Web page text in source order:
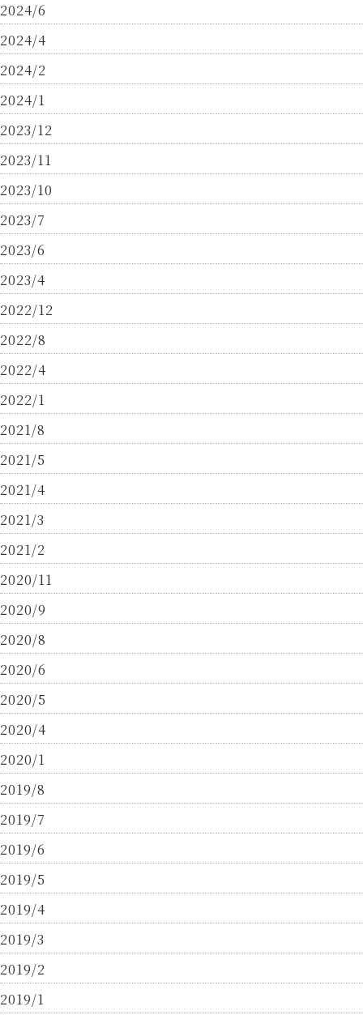
2024/6
2024/4
2024/2
2024/1
2023/12
2023/11
2023/10
2023/7
2023/6
2023/4
2022/12
2022/8
2022/4
2022/1
2021/8
2021/5
2021/4
2021/3
2021/2
2020/11
2020/9
2020/8
2020/6
2020/5
2020/4
2020/1
2019/8
2019/7
2019/6
2019/5
2019/4
2019/3
2019/2
2019/1